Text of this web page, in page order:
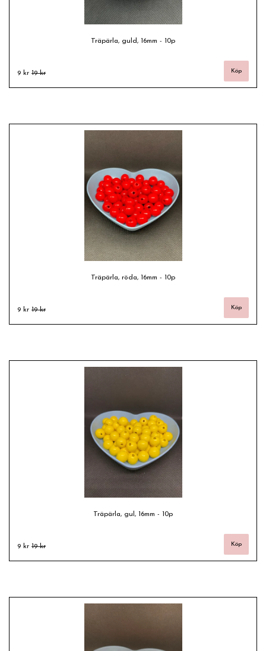
Träpärla, guld, 16mm - 10p
9 kr 19 kr
Träpärla, röda, 16mm - 10p
9 kr 19 kr
Träpärla, gul, 16mm - 10p
9 kr 19 kr